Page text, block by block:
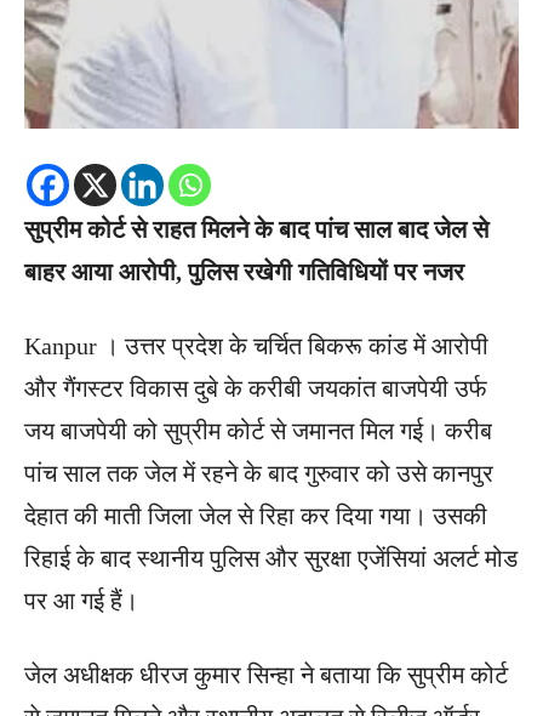
सुप्रीम कोर्ट से राहत मिलने के बाद पांच साल बाद जेल से
बाहर आया आरोपी, पुलिस रखेगी गतिविधियों पर नजर
Kanpur । उत्तर प्रदेश के चर्चित बिकरू कांड में आरोपी
और गैंगस्टर विकास दुबे के करीबी जयकांत बाजपेयी उर्फ
जय बाजपेयी को सुप्रीम कोर्ट से जमानत मिल गई। करीब
पांच साल तक जेल में रहने के बाद गुरुवार को उसे कानपुर
देहात की माती जिला जेल से रिहा कर दिया गया। उसकी
रिहाई के बाद स्थानीय पुलिस और सुरक्षा एजेंसियां अलर्ट मोड
पर आ गई हैं।
जेल अधीक्षक धीरज कुमार सिन्हा ने बताया कि सुप्रीम कोर्ट